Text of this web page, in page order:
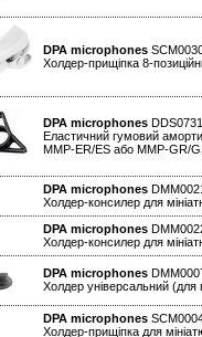
DPA microphones
Холдер-прищіпка 8-
DPA microphones
Еластичний гумовий
MMP-ER/ES або MMP-GR/
DPA microphones
Холдер-консилер для
DPA microphones
Холдер-консилер для
DPA microphones
Холдер універсальний (для